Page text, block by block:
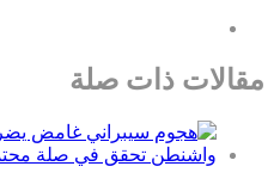
مقالات ذات صلة